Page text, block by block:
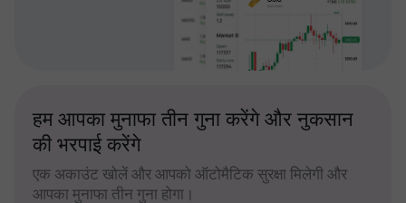
हम आपका मुनाफा तीन गुना करेंगे और नुकसान
की भरपाई करेंगे
एक अकाउंट खोलें और आपको ऑटोमैटिक सुरक्षा मिलेगी और
आपका मुनाफा तीन गुना होगा।